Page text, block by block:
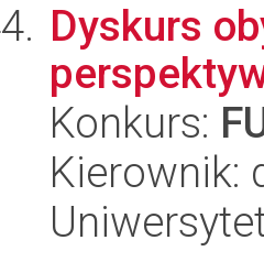
Dyskurs
Konkurs:
Kierownik: